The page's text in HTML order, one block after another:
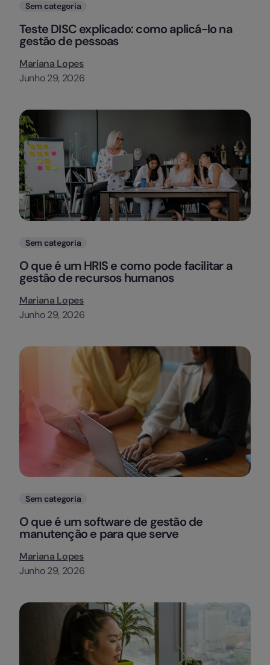
Categorias
Sem categoria
Teste DISC explicado: como aplicá-lo na
gestão de pessoas
Mariana Lopes
Junho 29, 2026
Categorias
Sem categoria
O que é um HRIS e como pode facilitar a
gestão de recursos humanos
Mariana Lopes
Junho 29, 2026
Categorias
Sem categoria
O que é um software de gestão de
manutenção e para que serve
Mariana Lopes
Junho 29, 2026